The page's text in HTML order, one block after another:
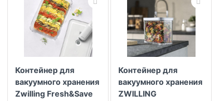
Контейнер для
вакуумного хранения
Zwilling Fresh&Save
Контейнер для
вакуумного хранения
ZWILLING